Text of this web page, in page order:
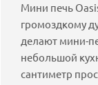
Мини печь
громоздкому
делают мини-
небольшой
сантиметр